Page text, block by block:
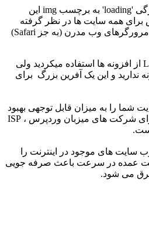
وردپرس اکنون با افزودن ویژگی 'loading' به برچسب img این
همه سایت ها در نظر گرفته
است. این ویژگی توسط همه مرورگرهای وب مدرن (به جز Safari)
پیش از این باید برای Lazy load از افزونه ها استفاده میکردید ولی
ندارید و این یک آفرین بزرگ برای
را به میزان قابل توجهی بهبود
می بخشد. این امر همچنین برای شرکت های میزبان وردپرس ، ISP
35٪ از کل وب سایت های موجود در اینترنت را
عمده در سرعت باعث صرفه جویی
برق می شود.